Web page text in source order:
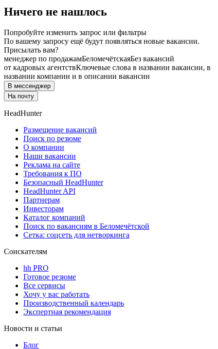
Ничего не нашлось
Попробуйте изменить запрос или фильтры
По вашему запросу ещё будут появляться новые вакансии.
Присылать вам?
менеджер по продажамБеломечётскаяБез вакансий
от кадровых агентствКлючевые слова в названии вакансии, в
названии компании и в описании вакансии
В мессенджер
На почту
HeadHunter
Размещение вакансий
Поиск по резюме
О компании
Наши вакансии
Реклама на сайте
Требования к ПО
Безопасный HeadHunter
HeadHunter API
Партнерам
Инвесторам
Каталог компаний
Поиск по вакансиям в Беломечётской
Сетка: соцсеть для нетворкинга
Соискателям
hh PRO
Готовое резюме
Все сервисы
Хочу у вас работать
Производственный календарь
Экспертная рекомендация
Новости и статьи
Блог